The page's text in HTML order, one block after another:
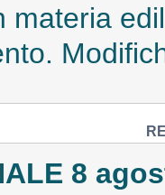
materia
8